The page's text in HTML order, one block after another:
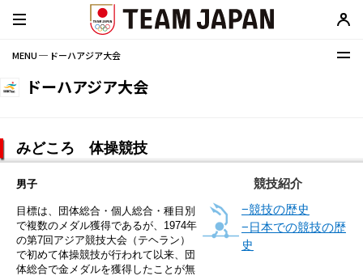
MENU ─ ドーハアジア大会
ドーハアジア大会
みどころ 体操競技
男子
目標は、団体総合・個人総合・種目別
で複数のメダル獲得であるが、1974年
の第7回アジア競技大会（テヘラン）
で初めて体操競技が行われて以来、団
体総合で金メダルを獲得したことが無
競技紹介
−競技の歴史
−日本での競技の歴
史